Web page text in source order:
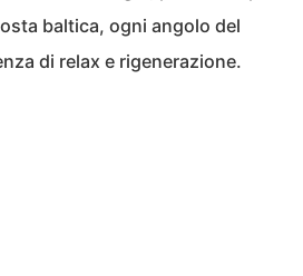
baltica, ogni angolo del
di relax e rigenerazione.